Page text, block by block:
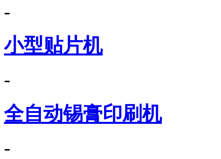
-
小型贴片机
-
全自动锡膏印刷机
-